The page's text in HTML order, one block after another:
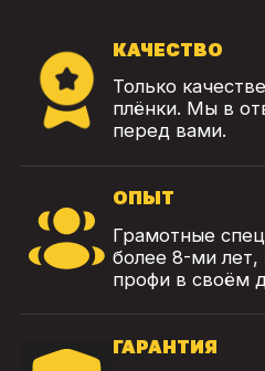
КАЧЕСТВО
Только
плёнки. Мы в
перед вами.
ОПЫТ
Грамотные
более 8-ми лет,
профи в своём
ГАРАНТИЯ